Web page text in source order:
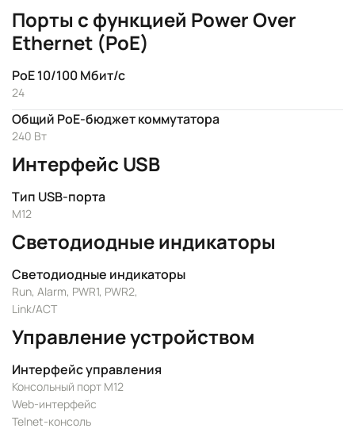
Порты с функцией Power Over
Ethernet (PoE)
PoE 10/100 Мбит/с
24
Общий PoE-бюджет коммутатора
240 Вт
Интерфейс USB
Тип USB-порта
M12
Светодиодные индикаторы
Светодиодные индикаторы
Run, Alarm, PWR1, PWR2,
Link/ACT
Управление устройством
Интерфейс управления
Консольный порт M12
Web-интерфейс
Telnet-консоль